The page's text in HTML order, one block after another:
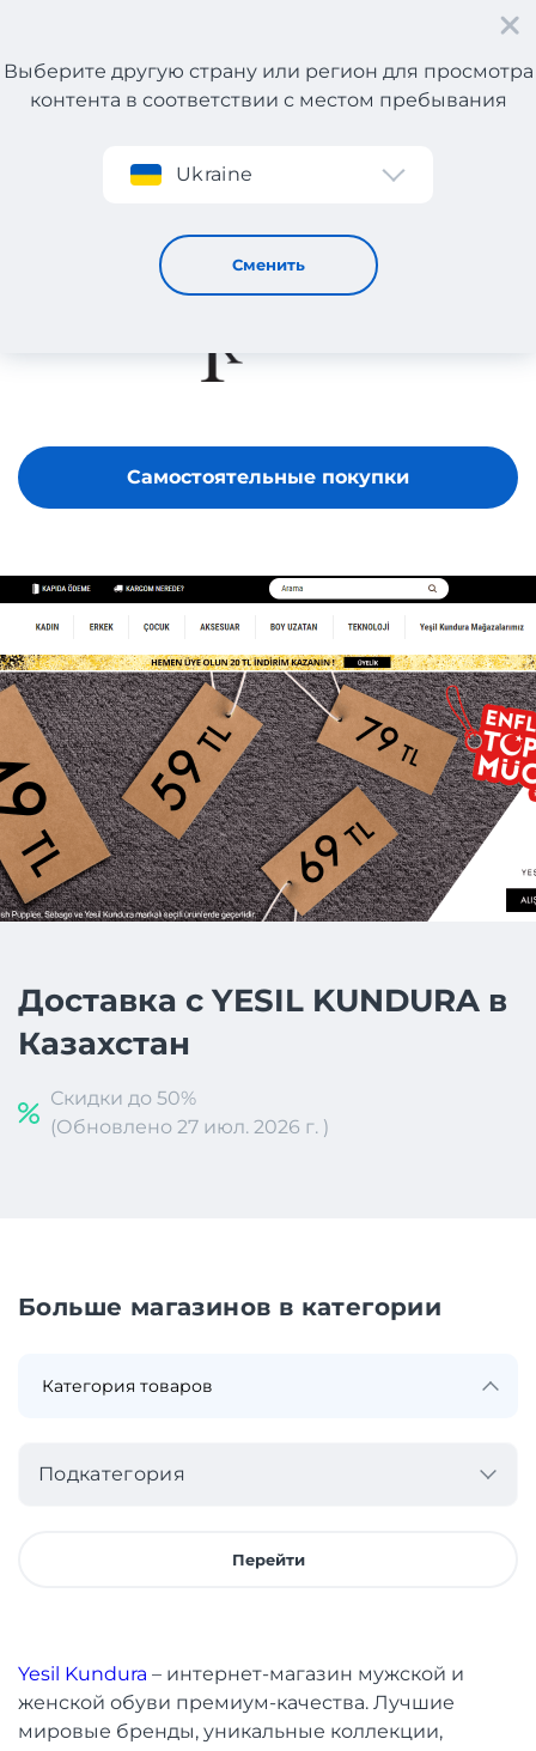
Регистрация
Выберите другую страну или регион для просмотра
контента в соответствии с местом пребывания
Ukraine
Сменить
YESIL KUNDURA
Самостоятельные покупки
Доставка с YESIL KUNDURA в
Казахстан
Скидки до 50%
(Обновлено 27 июл. 2026 г. )
Больше магазинов в категории
Подкатегория
Перейти
Yesil Kundura – интернет-магазин мужской и
женской обуви премиум-качества. Лучшие
мировые бренды, уникальные коллекции,